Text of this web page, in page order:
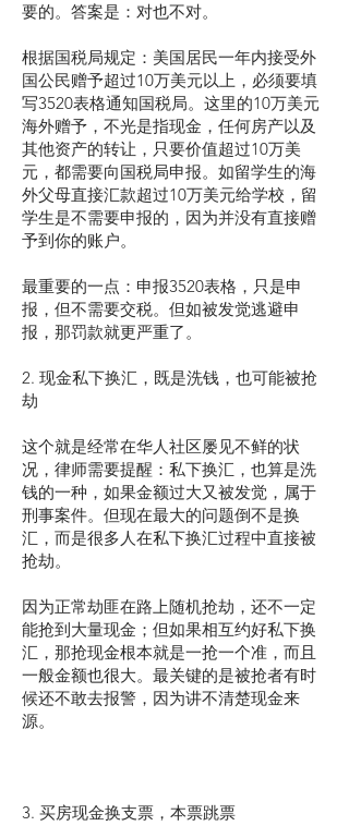
要的。答案是：对也不对。
根据国税局规定：美国居民一年内接受外
国公民赠予超过10万美元以上，必须要填
写3520表格通知国税局。这里的10万美元
海外赠予，不光是指现金，任何房产以及
其他资产的转让，只要价值超过10万美
元，都需要向国税局申报。如留学生的海
外父母直接汇款超过10万美元给学校，留
学生是不需要申报的，因为并没有直接赠
予到你的账户。
最重要的一点：申报3520表格，只是申
报，但不需要交税。但如被发觉逃避申
报，那罚款就更严重了。
2. 现金私下换汇，既是洗钱，也可能被抢
劫
这个就是经常在华人社区屡见不鲜的状
况，律师需要提醒：私下换汇，也算是洗
钱的一种，如果金额过大又被发觉，属于
刑事案件。但现在最大的问题倒不是换
汇，而是很多人在私下换汇过程中直接被
抢劫。
因为正常劫匪在路上随机抢劫，还不一定
能抢到大量现金；但如果相互约好私下换
汇，那抢现金根本就是一抢一个准，而且
一般金额也很大。最关键的是被抢者有时
候还不敢去报警，因为讲不清楚现金来
源。
3. 买房现金换支票，本票跳票